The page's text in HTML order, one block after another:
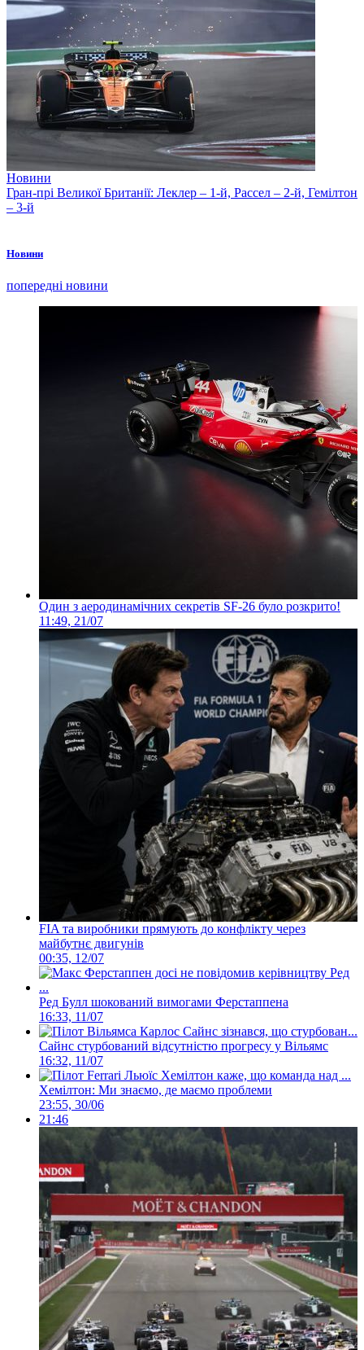
Новини
Гран-прі Великої Британії: Леклер – 1-й, Рассел – 2-й, Гемілтон
– 3-й
Новини
попередні новини
Один з аеродинамічних секретів SF-26 було розкрито!
11:49, 21/07
FIA та виробники прямують до конфлікту через
майбутнє двигунів
00:35, 12/07
Ред Булл шокований вимогами Ферстаппена
16:33, 11/07
Сайнс стурбований відсутністю прогресу у Вільямс
16:32, 11/07
Хемілтон: Ми знаємо, де маємо проблеми
23:55, 30/06
21:46